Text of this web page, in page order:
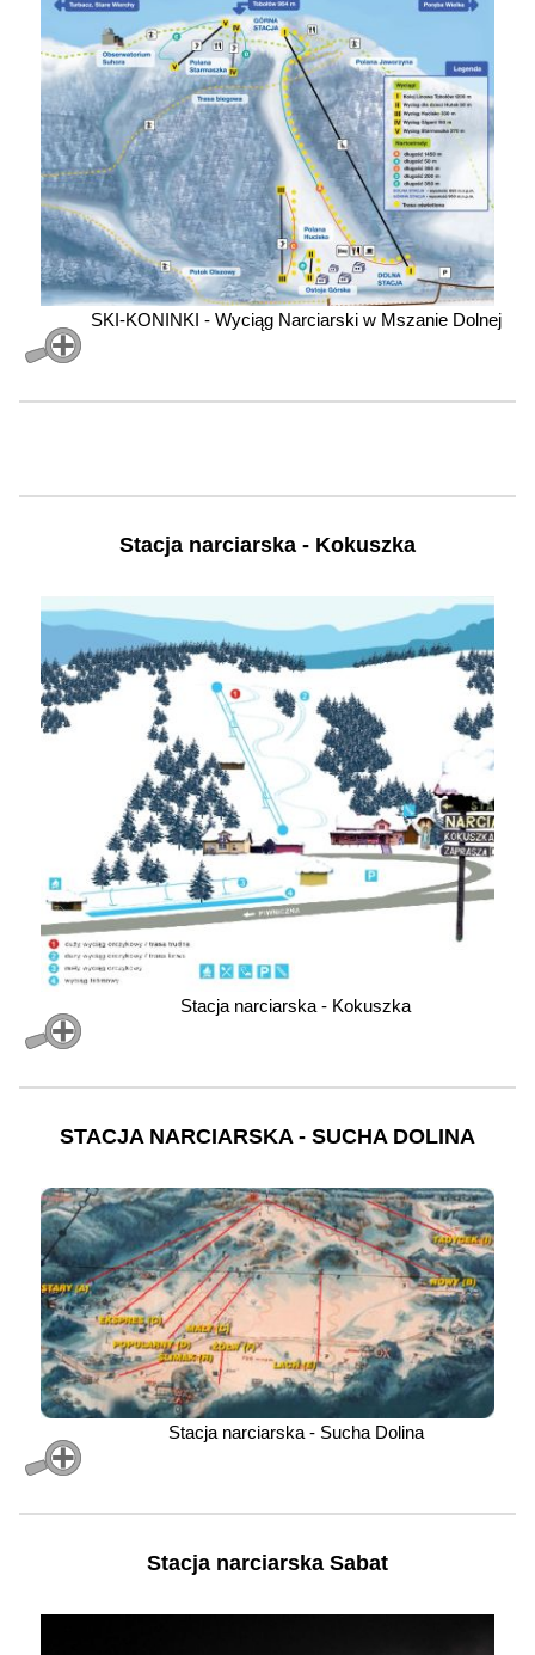
SKI-KONINKI - Wyciąg Narciarski w Mszanie Dolnej
Stacja narciarska - Kokuszka
Stacja narciarska - Kokuszka
STACJA NARCIARSKA - SUCHA DOLINA
Stacja narciarska - Sucha Dolina
Stacja narciarska Sabat